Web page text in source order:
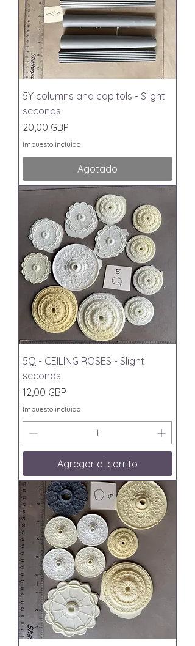
5Y columns and capitols - Slight
seconds
Precio
20,00 GBP
Impuesto incluido
Agotado
5Q - CEILING ROSES - Slight
seconds
Precio
12,00 GBP
Impuesto incluido
Agregar al carrito